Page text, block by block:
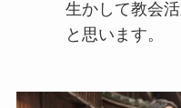
生かして教会
と思います。